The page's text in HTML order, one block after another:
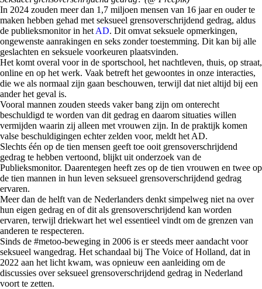
In 2024 zouden meer dan 1,7 miljoen mensen van 16 jaar en ouder te
maken hebben gehad met seksueel grensoverschrijdend gedrag, aldus
de publieksmonitor in het AD. Dit omvat seksuele opmerkingen,
ongewenste aanrakingen en seks zonder toestemming. Dit kan bij alle
geslachten en seksuele voorkeuren plaatsvinden.
Het komt overal voor in de sportschool, het nachtleven, thuis, op straat,
online en op het werk. Vaak betreft het gewoontes in onze interacties,
die we als normaal zijn gaan beschouwen, terwijl dat niet altijd bij een
ander het geval is.
Vooral mannen zouden steeds vaker bang zijn om onterecht
beschuldigd te worden van dit gedrag en daarom situaties willen
vermijden waarin zij alleen met vrouwen zijn. In de praktijk komen
valse beschuldigingen echter zelden voor, meldt het AD.
Slechts één op de tien mensen geeft toe ooit grensoverschrijdend
gedrag te hebben vertoond, blijkt uit onderzoek van de
Publieksmonitor. Daarentegen heeft zes op de tien vrouwen en twee op
de tien mannen in hun leven seksueel grensoverschrijdend gedrag
ervaren.
Meer dan de helft van de Nederlanders denkt simpelweg niet na over
hun eigen gedrag en of dit als grensoverschrijdend kan worden
ervaren, terwijl driekwart het wel essentieel vindt om de grenzen van
anderen te respecteren.
Sinds de #metoo-beweging in 2006 is er steeds meer aandacht voor
seksueel wangedrag. Het schandaal bij The Voice of Holland, dat in
2022 aan het licht kwam, was opnieuw een aanleiding om de
discussies over seksueel grensoverschrijdend gedrag in Nederland
voort te zetten.